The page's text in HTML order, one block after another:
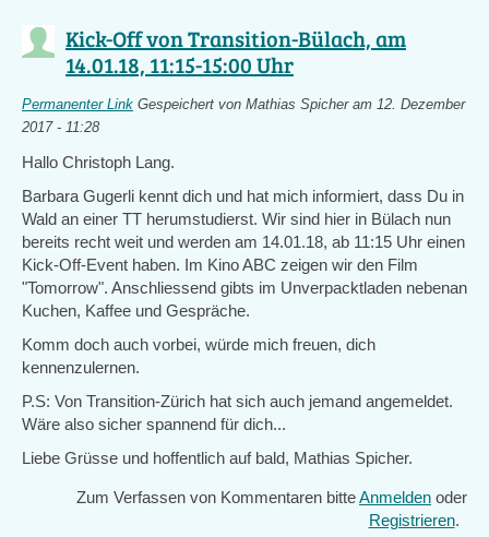
Kick-Off von Transition-Bülach, am
14.01.18, 11:15-15:00 Uhr
Permanenter Link Gespeichert von Mathias Spicheram 12. Dezember
2017 - 11:28
Hallo Christoph Lang.
Barbara Gugerli kennt dich und hat mich informiert, dass Du in
Wald an einer TT herumstudierst. Wir sind hier in Bülach nun
bereits recht weit und werden am 14.01.18, ab 11:15 Uhr einen
Kick-Off-Event haben. Im Kino ABC zeigen wir den Film
"Tomorrow". Anschliessend gibts im Unverpacktladen nebenan
Kuchen, Kaffee und Gespräche.
Komm doch auch vorbei, würde mich freuen, dich
kennenzulernen.
P.S: Von Transition-Zürich hat sich auch jemand angemeldet.
Wäre also sicher spannend für dich...
Liebe Grüsse und hoffentlich auf bald, Mathias Spicher.
Zum Verfassen von Kommentaren bitteAnmelden oder
Registrieren.